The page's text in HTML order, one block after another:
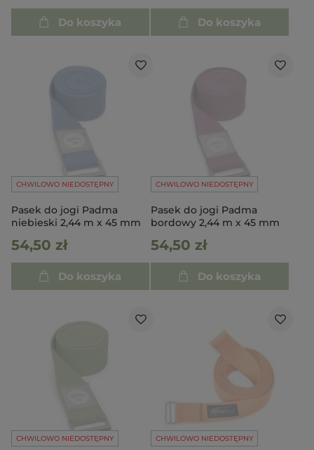
Do koszyka Do koszyka
CHWILOWO NIEDOSTĘPNY
Pasek do jogi Padma
niebieski 2,44 m x 45 mm
54,50 zł
Do koszyka
CHWILOWO NIEDOSTĘPNY
Pasek do jogi Padma
bordowy 2,44 m x 45 mm
54,50 zł
Do koszyka
CHWILOWO NIEDOSTĘPNY CHWILOWO NIEDOSTĘPNY